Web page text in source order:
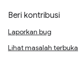
Beri kontribusi
Laporkan bug
Lihat masalah terbuka